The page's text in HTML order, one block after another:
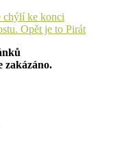
chýlí ke konci
Opět je to Pirát
zakázáno.